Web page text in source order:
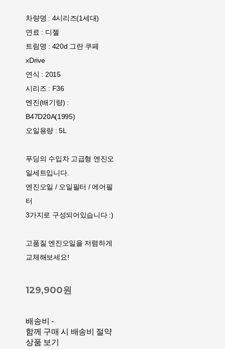
차량명 : 4시리즈(1세대)
연료 : 디젤
트림명 : 420d 그란 쿠페
xDrive
연식 : 2015
시리즈 : F36
엔진(배기량) :
B47D20A(1995)
오일용량 : 5L
푸딩의 수입차 고급형 엔진오
일세트입니다.
엔진오일 / 오일필터 / 에어필
터
3가지로 구성되어있습니다 :)
고품질 엔진오일을 저렴하게
교체해보세요!
129,900원
배송비 -
함께 구매 시 배송비 절약
상품 보기